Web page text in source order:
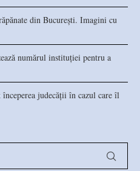
din București. Imagini cu
numărul instituției pentru a
judecății în cazul care îl